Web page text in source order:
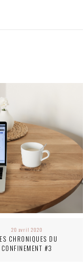
20 avril 2020
CHRONIQUES DU
CONFINEMENT #3